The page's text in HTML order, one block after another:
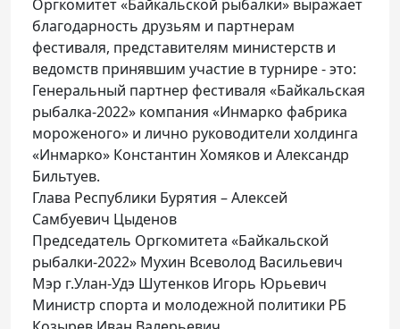
Оргкомитет «Байкальской рыбалки» выражает
благодарность друзьям и партнерам
фестиваля, представителям министерств и
ведомств принявшим участие в турнире - это:
Генеральный партнер фестиваля «Байкальская
рыбалка-2022» компания «Инмарко фабрика
мороженого» и лично руководители холдинга
«Инмарко» Константин Хомяков и Александр
Бильтуев.
Глава Республики Бурятия – Алексей
Самбуевич Цыденов
Председатель Оргкомитета «Байкальской
рыбалки-2022» Мухин Всеволод Васильевич
Мэр г.Улан-Удэ Шутенков Игорь Юрьевич
Министр спорта и молодежной политики РБ